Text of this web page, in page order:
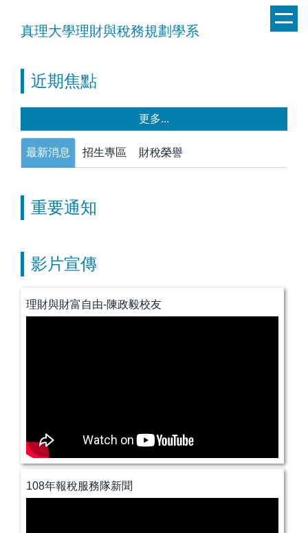
真理大學理財與稅務規劃學系
近期焦點
更多...
最新消息 招生專區 財稅榮譽
重要通知
影片宣傳
理財與財富自由-陳政毅校友
108年報稅服務隊新聞